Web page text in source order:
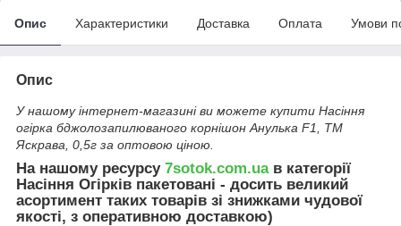
Опис Характеристики Доставка Оплата Умови
Опис
У нашому інтернет-магазині ви можете купити Насіння
огірка бджолозапилюваного корнішон Анулька F1, ТМ
Яскрава, 0,5г за оптовою ціною.
На нашому ресурсу 7sotok.com.uaв категорії
Насіння Огірків пакетовані - досить великий
асортимент таких товарів зі знижками чудової
якості, з оперативною доставкою)